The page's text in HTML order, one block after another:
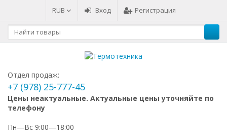
RUB Вход Регистрация
Отдел продаж:
+7 (978) 25-777-45
Цены неактуальные. Актуальные цены уточняйте по
телефону
Пн—Вс 9:00—18:00